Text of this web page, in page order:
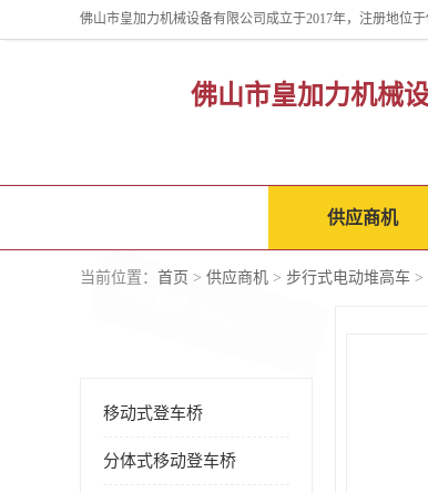
佛山市皇加力机械
供应商机
当前位置： 首页 > 供应商机 > 步行式电动堆高车 >
移动式登车桥
分体式移动登车桥